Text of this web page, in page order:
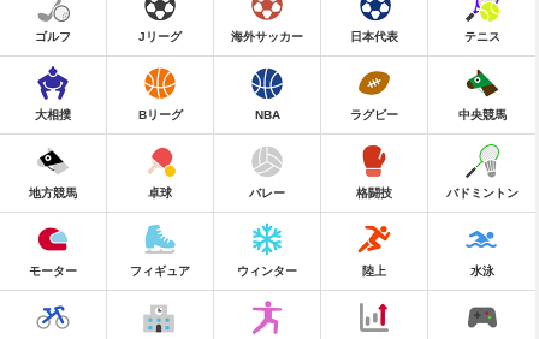
ゴルフ Jリーグ 海外サッカー 日本代表 テニス
大相撲 Bリーグ NBA ラグビー 中央競馬
地方競馬 卓球 バレー 格闘技 バドミントン
モーター フィギュア ウィンター 陸上 水泳